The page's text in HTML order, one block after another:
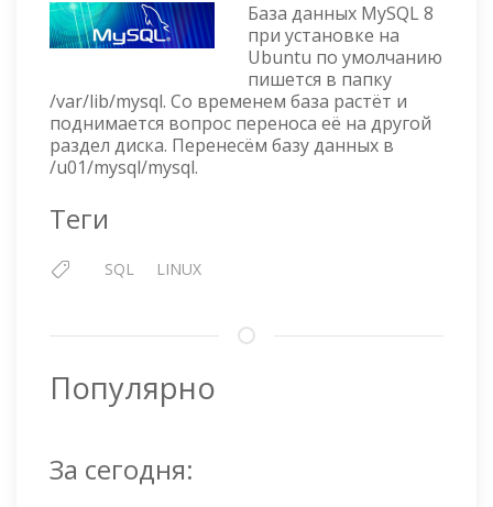
ДАННЫХ
MYSQL
8
В
UBUNTU
18.04
LTS
База данных MySQL 8
при установке на
Ubuntu по умолчанию
пишется в папку
/var/lib/mysql. Со временем база растёт и
поднимается вопрос переноса её на другой
раздел диска. Перенесём базу данных в
/u01/mysql/mysql.
Теги
SQL LINUX
Популярно
За сегодня: